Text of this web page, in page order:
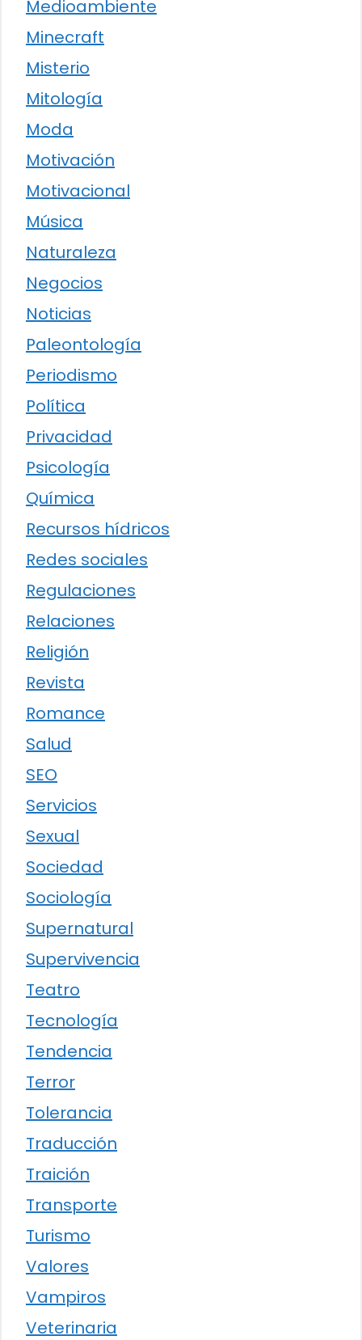
Medioambiente
Minecraft
Misterio
Mitología
Moda
Motivación
Motivacional
Música
Naturaleza
Negocios
Noticias
Paleontología
Periodismo
Política
Privacidad
Psicología
Química
Recursos hídricos
Redes sociales
Regulaciones
Relaciones
Religión
Revista
Romance
Salud
SEO
Servicios
Sexual
Sociedad
Sociología
Supernatural
Supervivencia
Teatro
Tecnología
Tendencia
Terror
Tolerancia
Traducción
Traición
Transporte
Turismo
Valores
Vampiros
Veterinaria